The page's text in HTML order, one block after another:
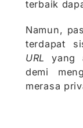
terbaik
Namun,
terdapat
URLyang
demi
merasa